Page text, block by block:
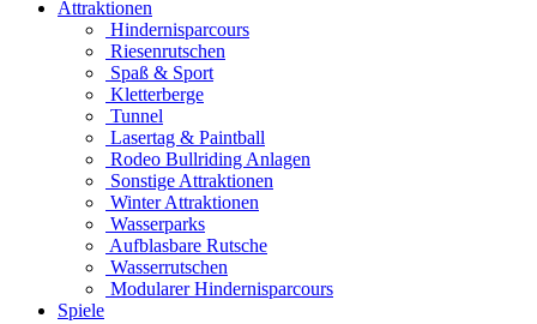
Attraktionen
Hindernisparcours
Riesenrutschen
Spaß & Sport
Kletterberge
Tunnel
Lasertag & Paintball
Rodeo Bullriding Anlagen
Sonstige Attraktionen
Winter Attraktionen
Wasserparks
Aufblasbare Rutsche
Wasserrutschen
Modularer Hindernisparcours
Spiele